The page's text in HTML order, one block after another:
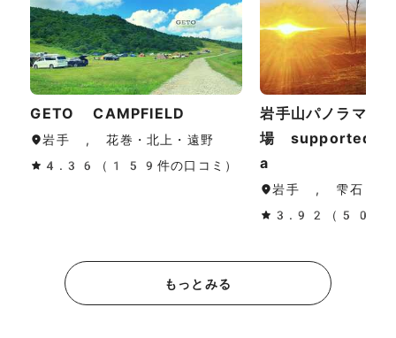
GETO CAMPFIELD
岩手 , 花巻・北上・遠野
4.36（159件の口コミ）
岩手山パノラマ大
場 supported
a
岩手 , 雫石
3.92（50件の
もっとみる